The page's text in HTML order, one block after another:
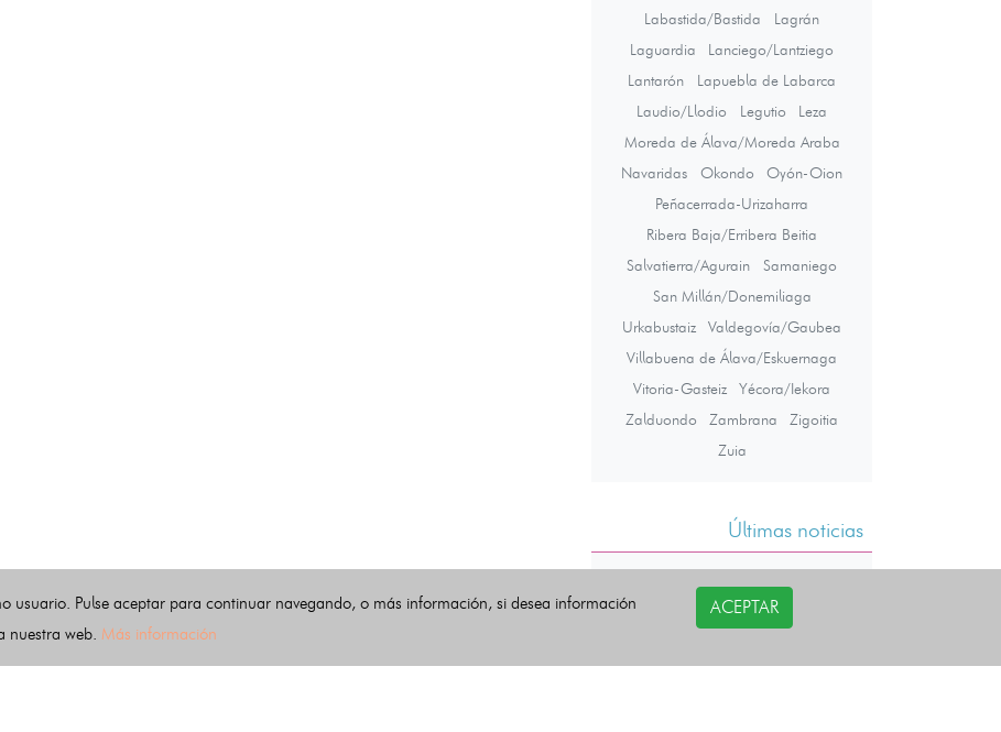
Labastida/Bastida
Lagrán
Laguardia
Lanciego/Lantziego
Lantarón
Lapuebla de Labarca
Laudio/Llodio
Legutio
Leza
Moreda de Álava/Moreda Araba
Navaridas
Okondo
Oyón-Oion
Peñacerrada-Urizaharra
Ribera Baja/Erribera Beitia
Salvatierra/Agurain
Samaniego
San Millán/Donemiliaga
Urkabustaiz
Valdegovía/Gaubea
Villabuena de Álava/Eskuernaga
Vitoria-Gasteiz
Yécora/Iekora
Zalduondo
Zambrana
Zigoitia
Zuia
Últimas noticias
usuario. Pulse aceptar para continuar navegando, o más información, si desea información
nuestra web. Más información
ACEPTAR